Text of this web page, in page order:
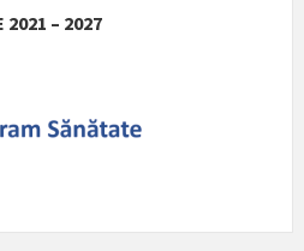
2021 – 2027